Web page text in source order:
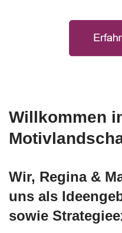
Willkommen
Wir, Regina &
uns als
sowie